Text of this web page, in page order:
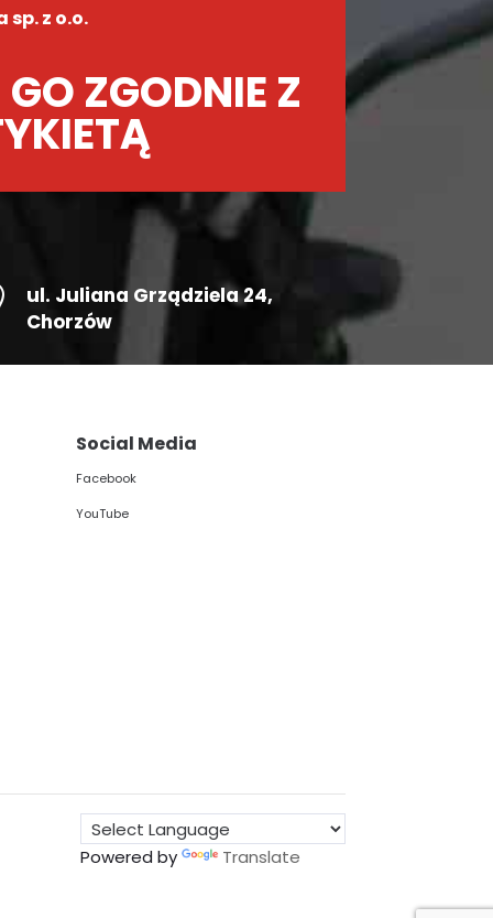
sp. z o.o.
ZGODNIE Z
ul. Juliana Grządziela 24,
Chorzów
Social Media
Facebook
YouTube
Powered by Translate